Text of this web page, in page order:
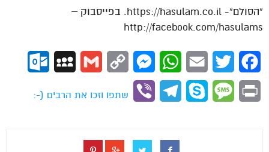
“הסולם”- https://hasulam.co.il. בפייסבוק –
http://facebook.com/hasulams
Facebook
Twitter
Email
WhatsApp
Messenger
Copy
Gmail
MySpace
Print
Message
Skype
Telegram
Viber
שתפו וזכו את הרבים (-: